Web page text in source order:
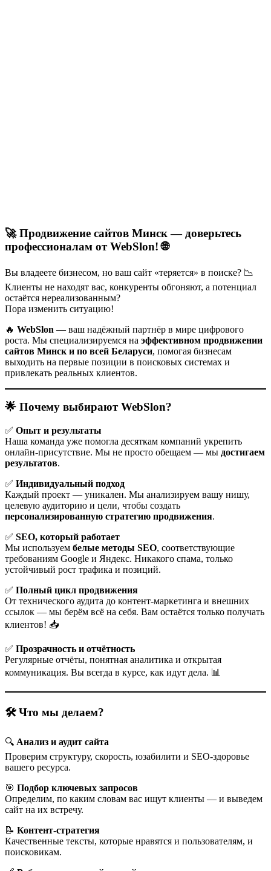
🚀 Продвижение сайтов Минск — доверьтесь
профессионалам от WebSlon! 🌐
Вы владеете бизнесом, но ваш сайт «теряется» в поиске? 📉
Клиенты не находят вас, конкуренты обгоняют, а потенциал
остаётся нереализованным?
Пора изменить ситуацию!
🔥 WebSlon — ваш надёжный партнёр в мире цифрового
роста. Мы специализируемся на эффективном продвижении
сайтов Минск и по всей Беларуси, помогая бизнесам
выходить на первые позиции в поисковых системах и
привлекать реальных клиентов.
🌟 Почему выбирают WebSlon?
✅ Опыт и результаты
Наша команда уже помогла десяткам компаний укрепить
онлайн-присутствие. Мы не просто обещаем — мы достигаем
результатов.
✅ Индивидуальный подход
Каждый проект — уникален. Мы анализируем вашу нишу,
целевую аудиторию и цели, чтобы создать
персонализированную стратегию продвижения.
✅ SEO, который работает
Мы используем белые методы SEO, соответствующие
требованиям Google и Яндекс. Никакого спама, только
устойчивый рост трафика и позиций.
✅ Полный цикл продвижения
От технического аудита до контент-маркетинга и внешних
ссылок — мы берём всё на себя. Вам остаётся только получать
клиентов! 📥
✅ Прозрачность и отчётность
Регулярные отчёты, понятная аналитика и открытая
коммуникация. Вы всегда в курсе, как идут дела. 📊
🛠 Что мы делаем?
🔍 Анализ и аудит сайта
Проверим структуру, скорость, юзабилити и SEO-здоровье
вашего ресурса.
🎯 Подбор ключевых запросов
Определим, по каким словам вас ищут клиенты — и выведем
сайт на их встречу.
📝 Контент-стратегия
Качественные тексты, которые нравятся и пользователям, и
поисковикам.